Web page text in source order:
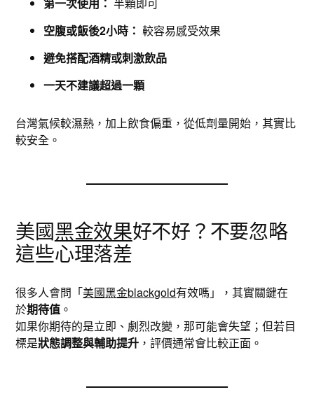
空腹或飯後2小時： 較容易感受效果
避免搭配酒精或刺激飲品
一天不建議超過一顆
台灣氣候較濕熱，加上飲食偏重，從低劑量開始，其實比
較安全。
美國黑金效果好不好？不要忽略
這些心理落差
很多人會問「美國黑金blackgold有效嗎」，其實關鍵在
於期待值 。
如果你期待的是立即、劇烈改變，那可能會失望；但若目
標是狀態調整與輔助提升 ，評價通常會比較正面。